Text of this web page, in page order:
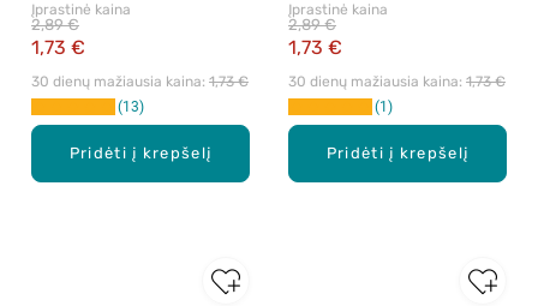
Pridėti į krepšelį
Įprastinė kaina
1,73 €
2,89 €
30 dienų mažiausia kaina: 1,73 €
13
Pridėti į krepšelį
Įprastinė kaina
1,73 €
2,89 €
30 dienų mažiausia kaina: 1,73 €
1